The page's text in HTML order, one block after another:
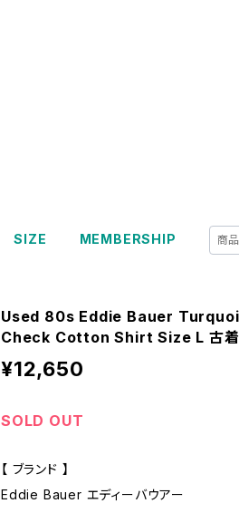
SIZE MEMBERSHIP
Used 80s Eddie Bauer
Check Cotton Shirt Size L 古着
¥12,650
SOLD OUT
【 ブランド 】
Eddie Bauer エディーバウアー